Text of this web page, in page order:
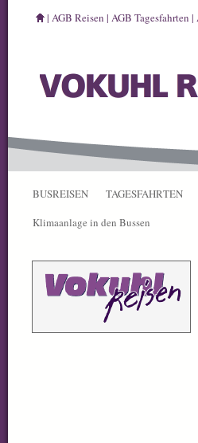
| AGB Reisen | AGB Tagesfahrten |
BUSREISEN TAGESFAHRTEN
Klimaanlage in den Bussen